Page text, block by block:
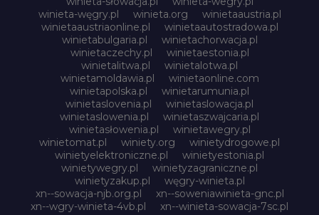
winieta-węgry.pl
winieta.org
winietaaustria.pl
winietaaustriaonline.pl
winietaautostradowa.pl
winietabulgaria.pl
winietachorwacja.pl
winietaczechy.pl
winietaestonia.pl
winietalitwa.pl
winietalotwa.pl
winietamoldawia.pl
winietaonline.com
winietapolska.pl
winietarumunia.pl
winietaslovenia.pl
winietaslowacja.pl
winietaslowenia.pl
winietaszwajcaria.pl
winietasłowenia.pl
winietawegry.pl
winietomat.pl
winiety.org
winietydrogowe.pl
winietyelektroniczne.pl
winietyestonia.pl
winietywegry.pl
winietyzagraniczne.pl
winietyzakup.pl
węgry-winieta.pl
xn--sowacja-njb.org.pl
xn--soweniawinieta-gnc.pl
xn--wgry-winieta-4vb.pl
xn--winieta-sowacja-7sc.pl